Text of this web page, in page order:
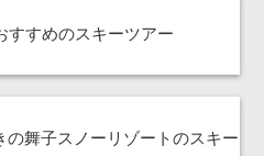
すすめのスキーツアー
の舞子スノーリゾートのスキー